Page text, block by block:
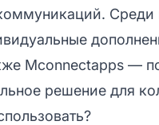
Mconnectapps —
решение для